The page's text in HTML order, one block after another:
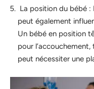
La position du bébé :
peut également
Un bébé en position
pour
peut nécessiter une